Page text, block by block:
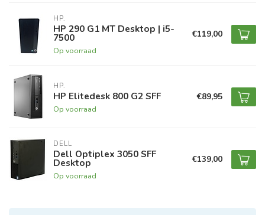
HP.
HP 290 G1 MT Desktop | i5-
7500
Op voorraad
€119,00
HP.
HP Elitedesk 800 G2 SFF
Op voorraad
€89,95
DELL
Dell Optiplex 3050 SFF
Desktop
Op voorraad
€139,00